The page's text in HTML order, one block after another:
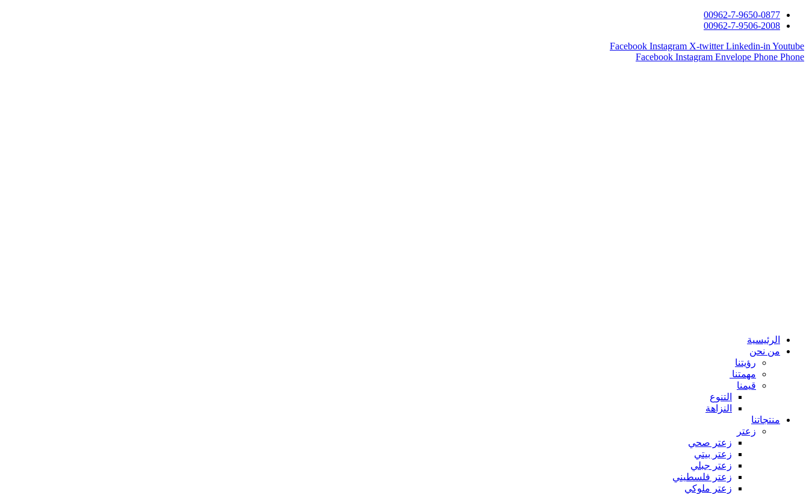
00962-7-9650-0877
00962-7-9506-2008
Facebook Instagram X-twitter Linkedin-in Youtube
Facebook Instagram Envelope Phone Phone
الرئيسية
من نحن
رؤيتنا
مهمتنا
قيمنا
التنوع
النزاهة
منتجاتنا
زعتر
زعتر صحي
زعتر بيتي
زعتر جبلي
زعتر فلسطيني
زعتر ملوكي